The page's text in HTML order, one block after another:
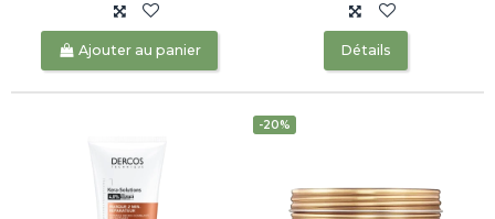
Ajouter au panier Détails
-20%